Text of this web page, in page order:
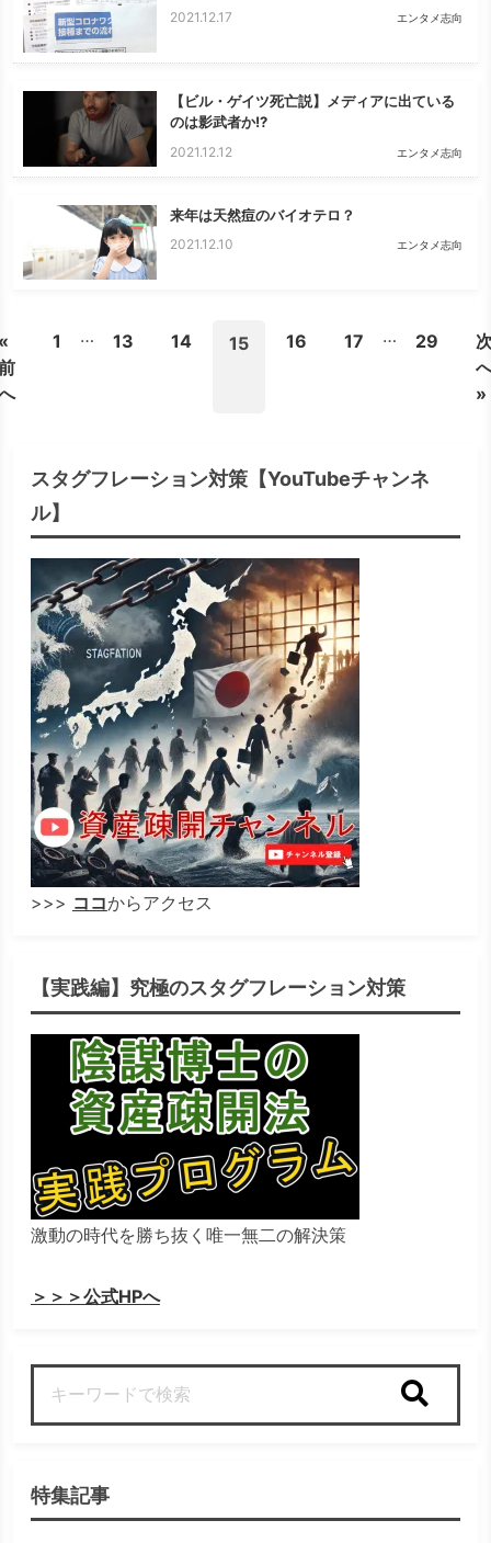
2021.12.17 エンタメ志向
【ビル・ゲイツ死亡説】メディアに出ている
のは影武者か!?
2021.12.12 エンタメ志向
来年は天然痘のバイオテロ？
2021.12.10 エンタメ志向
1 … 13 14 15 16 17 … 29
»
スタグフレーション対策【YouTubeチャンネ
ル】
>>> ココからアクセス
【実践編】究極のスタグフレーション対策
激動の時代を勝ち抜く唯一無二の解決策
＞＞＞公式HPへ
特集記事